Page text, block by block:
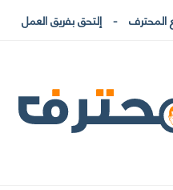
إلتحق بفريق العمل